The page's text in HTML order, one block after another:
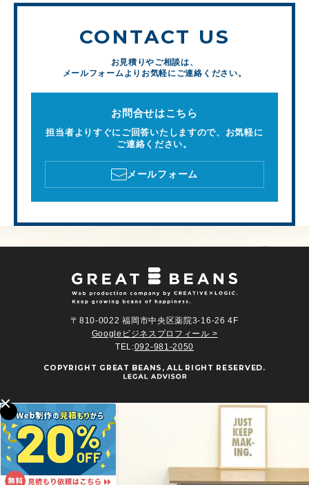
CONTACT US
お見積りやご相談は、
メールフォームよりお気軽にご連絡ください。
お問合せはこちら
担当者よりすぐにご回答いたしますので、お気軽に
ご連絡ください。
メールフォーム
〒810-0022 福岡市中央区薬院3-16-26 4F
Googleビジネスプロフィール >
TEL:092-981-2050
COPYRIGHT GREAT BEANS , ALL RIGHT RESERVED.